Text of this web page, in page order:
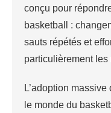
conçu pour
basketball :
sauts répétés et
particulièrement
L’adoption
le monde du